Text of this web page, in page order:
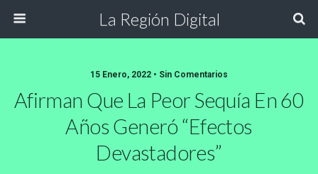
La Región Digital
15 Enero, 2022 • Sin Comentarios
Afirman Que La Peor Sequía En 60
Años Generó “efectos
Devastadores”